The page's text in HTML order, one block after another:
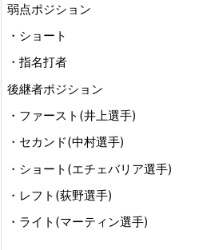
弱点ポジション
・ショート
・指名打者
後継者ポジション
・ファースト(井上選手)
・セカンド(中村選手)
・ショート(エチェバリア選手)
・レフト(荻野選手)
・ライト(マーティン選手)